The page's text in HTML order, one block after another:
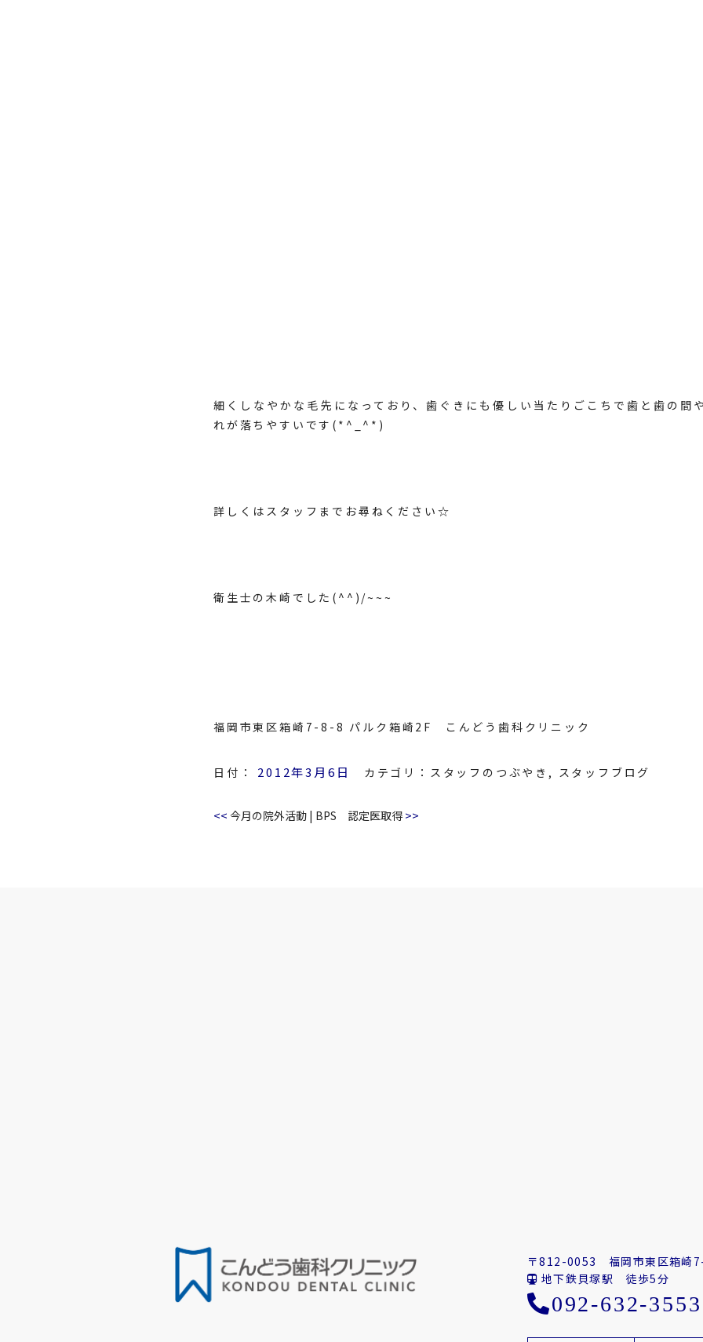
細くしなやかな毛先になっており、歯ぐきにも優しい当たりごこちで歯と歯の間
れが落ちやすいです(*^_^*)
詳しくはスタッフまでお尋ねください☆
衛生士の木崎でした(^^)/~~~
福岡市東区箱崎7-8-8 パルク箱崎2F こんどう歯科クリニック
日付： 2012年3月6日 カテゴリ： スタッフのつぶやき , スタッフブログ
<< 今月の院外活動 | BPS 認定医取得 >>
〒812-0053福岡市東区箱崎
地下鉄貝塚駅 徒歩5分
092-632-3553